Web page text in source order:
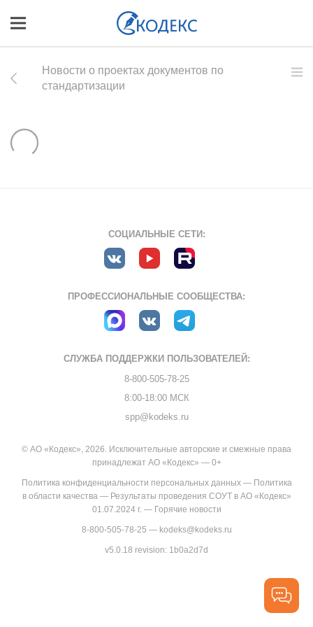
Новости о проектах документов по
стандартизации
СОЦИАЛЬНЫЕ СЕТИ:
ПРОФЕССИОНАЛЬНЫЕ СООБЩЕСТВА:
СЛУЖБА ПОДДЕРЖКИ ПОЛЬЗОВАТЕЛЕЙ:
8-800-505-78-25
8:00-18:00 МСК
spp@kodeks.ru
© АО «Кодекс», 2026. Исключительные авторские и смежные права
принадлежат АО «Кодекс» — 0+
Политика конфиденциальности персональных данных— Политика
в области качества— Результаты проведения СОУТ в АО «Кодекс»
01.07.2024 г.— Горячие новости
8-800-505-78-25 — kodeks@kodeks.ru
v5.0.18 revision: 1b0a2d7d